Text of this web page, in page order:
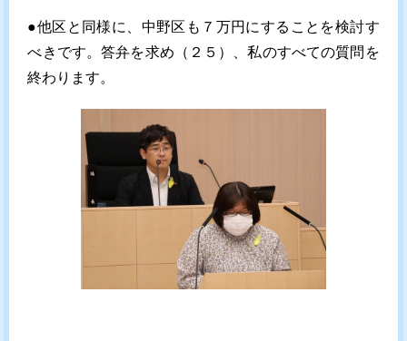
●他区と同様に、中野区も７万円にすることを検討す
べきです。答弁を求め（２５）、私のすべての質問を
終わります。